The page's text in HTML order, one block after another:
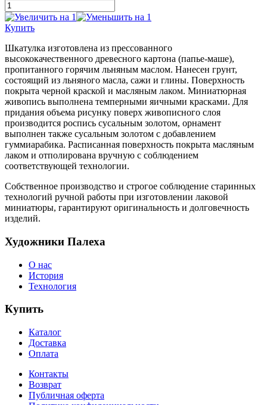
Купить
Шкатулка изготовлена из прессованного
высококачественного древесного картона (папье-маше),
пропитанного горячим льняным маслом. Нанесен грунт,
состоящий из льняного масла, сажи и глины. Поверхность
покрыта черной краской и масляным лаком. Миниатюрная
живопись выполнена темперными яичными красками. Для
придания объема рисунку поверх живописного слоя
производится роспись сусальным золотом, орнамент
выполнен также сусальным золотом с добавлением
гуммиарабика. Расписанная поверхность покрыта масляным
лаком и отполирована вручную с соблюдением
соответствующей технологии.
Собственное производство и строгое соблюдение старинных
технологий ручной работы при изготовлении лаковой
миниатюры, гарантируют оригинальность и долговечность
изделий.
Художники Палеха
О нас
История
Технология
Купить
Каталог
Доставка
Оплата
Контакты
Возврат
Публичная оферта